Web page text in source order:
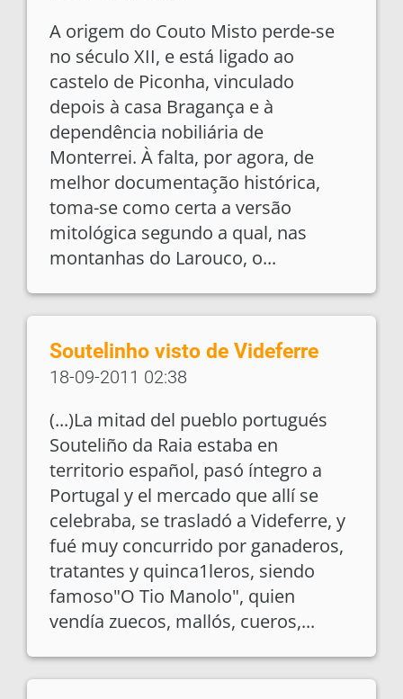
A origem do Couto Misto perde-se
no século XII, e está ligado ao
castelo de Piconha, vinculado
depois à casa Bragança e à
dependência nobiliária de
Monterrei. À falta, por agora, de
melhor documentação histórica,
toma-se como certa a versão
mitológica segundo a qual, nas
montanhas do Larouco, o...
Soutelinho visto de Videferre
18-09-2011 02:38
(...)La mitad del pueblo portugués
Souteliño da Raia estaba en
territorio español, pasó íntegro a
Portugal y el mercado que allí se
celebraba, se trasladó a Videferre, y
fué muy concurrido por ganaderos,
tratantes y quinca1leros, siendo
famoso"O Tio Manolo", quien
vendía zuecos, mallós, cueros,...